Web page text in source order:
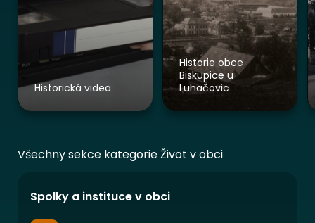
Historická videa
Historie obce
Biskupice u
Luhačovic
Všechny sekce kategorie Život v obci
Spolky a instituce v obci